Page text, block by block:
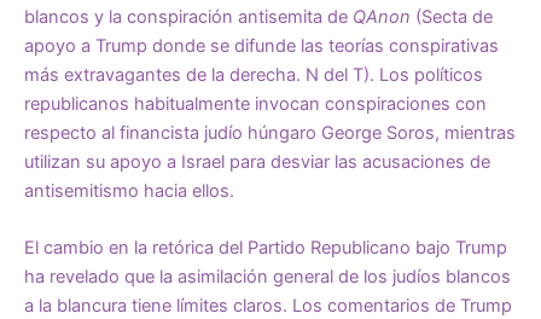
blancos y la conspiración antisemita de QAnon (Secta de
apoyo a Trump donde se difunde las teorías conspirativas
más extravagantes de la derecha. N del T). Los políticos
republicanos habitualmente invocan conspiraciones con
respecto al financista judío húngaro George Soros, mientras
utilizan su apoyo a Israel para desviar las acusaciones de
antisemitismo hacia ellos.
El cambio en la retórica del Partido Republicano bajo Trump
ha revelado que la asimilación general de los judíos blancos
a la blancura tiene límites claros. Los comentarios de Trump